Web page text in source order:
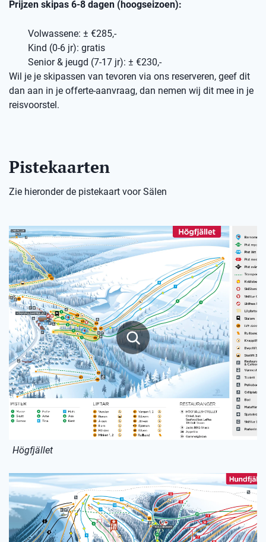
Prijzen skipas 6-8 dagen (hoogseizoen):
Volwassene: ± €285,-
Kind (0-6 jr): gratis
Senior & jeugd (7-17 jr): ± €230,-
Wil je je skipassen van tevoren via ons reserveren, geef dit
dan aan in je offerte-aanvraag, dan nemen wij dit mee in je
reisvoorstel.
Pistekaarten
Zie hieronder de pistekaart voor Sälen
Högfjället